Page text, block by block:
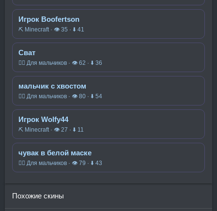
Игрок Boofertson
⛏️ Minecraft · 👁 35 · ⬇ 41
Сват
🧍‍♂️ Для мальчиков · 👁 62 · ⬇ 36
мальчик с хвостом
🧍‍♂️ Для мальчиков · 👁 80 · ⬇ 54
Игрок Wolfy44
⛏️ Minecraft · 👁 27 · ⬇ 11
чувак в белой маске
🧍‍♂️ Для мальчиков · 👁 79 · ⬇ 43
Похожие скины